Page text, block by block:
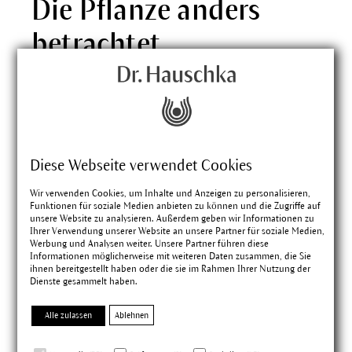
Diese Webseite verwendet Cookies
Wir verwenden Cookies, um Inhalte und Anzeigen zu personalisieren,
Funktionen für soziale Medien anbieten zu können und die Zugriffe auf
unsere Website zu analysieren. Außerdem geben wir Informationen zu
Ihrer Verwendung unserer Website an unsere Partner für soziale Medien,
Werbung und Analysen weiter. Unsere Partner führen diese
Informationen möglicherweise mit weiteren Daten zusammen, die Sie
ihnen bereitgestellt haben oder die sie im Rahmen Ihrer Nutzung der
Dienste gesammelt haben.
Alle zulassen Ablehnen
Die Pflanze anders
betrachtet
Die ledrige Schale der Zitrone schützt ihr saftiges
Inneres, hält die Feuchtigkeit geradezu zusammen
und verhindert ihr Zerfließen. Diese Kunst macht
Erkrankungen wie Heuschnupfen leidet und dabei
zu kämpfen hat. Die Zitrone verleiht ihm ihre
Formkraft.
Die Pflanze in unseren
Produkten